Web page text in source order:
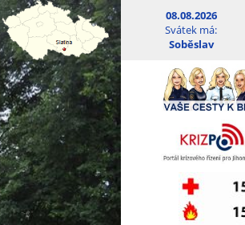
08.08.2026
Svátek má:
Soběslav